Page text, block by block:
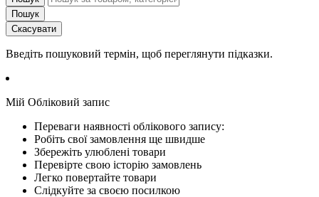
Пошук
Скасувати
Введіть пошуковий термін, щоб переглянути підказки.
Мій Обліковий запис
Переваги наявності облікового запису:
Робіть свої замовлення ще швидше
Збережіть улюблені товари
Перевірте свою історію замовлень
Легко повертайте товари
Слідкуйте за своєю посилкою